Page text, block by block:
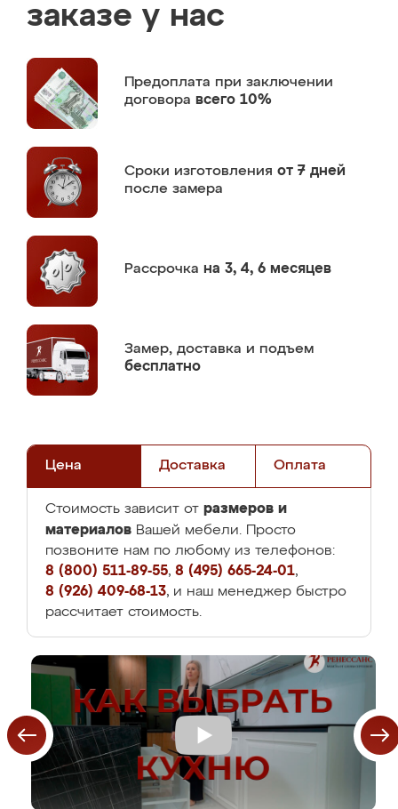
заказе у нас
Предоплата при заключении
договора всего 10%
Сроки изготовления от 7 дней
после замера
Рассрочка на 3, 4, 6 месяцев
Замер, доставка и подъем
бесплатно
Цена Доставка Оплата
Стоимость зависит от размеров и
материалов Вашей мебели. Просто
позвоните нам по любому из телефонов:
8 (800) 511-89-55, 8 (495) 665-24-01,
8 (926) 409-68-13, и наш менеджер быстро
рассчитает стоимость.